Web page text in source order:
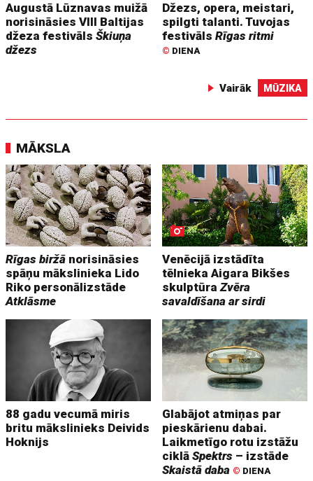
Augustā Lūznavas muižā
norisināsies VIII Baltijas
džeza festivālsŠkiuņa
džezs
Džezs, opera, meistari,
spilgti talanti. Tuvojas
festivālsRīgas ritmi
© DIENA
Vairāk MŪZIKA
MĀKSLA
Rīgas biržā norisināsies
spāņu mākslinieka Lido
Riko personālizstāde
Atklāsme
Venēcijā izstādīta
tēlnieka Aigara Bikšes
skulptūraZvēra
savaldīšana ar sirdi
88 gadu vecumā miris
britu mākslinieks Deivids
Hoknijs
Glabājot atmiņas par
pieskārienu dabai.
Laikmetīgo rotu izstāžu
ciklāSpektrs – izstāde
Skaistā daba © DIENA